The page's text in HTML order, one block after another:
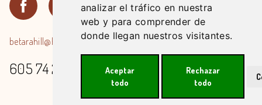
analizar el tráfico en nuestra
web y para comprender de
donde llegan nuestros visitantes.
Aceptar
todo
Rechazar
todo
betarahill@hotmail.com
605 74 26 07